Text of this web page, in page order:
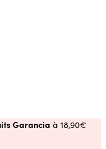
Garancia à 18,90€